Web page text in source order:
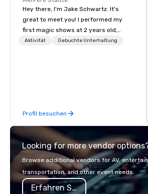
Hey there, I'm Jake Schwartz. It's
great to meet you! I performed my
first magic shows at 2 years old,
making my food “disappear” for my
magic. Suddenly, people weren’t
made to be the FOOL, they were PART
of a STORY. | Since then, I've won
international awards, appeared on
television over 70 times, performed in
3 World Tours with the most viral
sports team on the planet as The
Savannah Bananas’ Magician First
Aktivität Gebuchte Unterhaltung
Profil besuchen
Looking for more vendor
Browse additional vendors for AV,
transportation, and other event needs.
Erfahren Sie mehr